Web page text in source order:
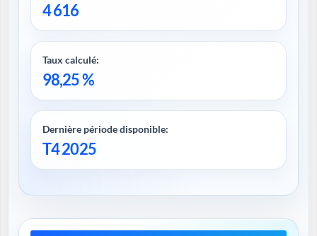
4 616
Taux calculé:
98,25 %
Dernière période disponible:
T4 2025